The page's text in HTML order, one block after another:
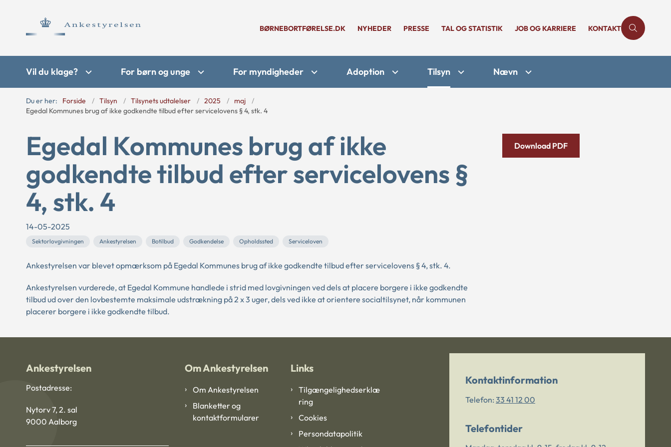
BØRNEBORTFØRELSE.DK NYHEDER PRESSE TAL OG STATISTIK JOB OG KARRIERE KONTAKT
Vil du klage? For børn og unge For myndigheder Adoption Tilsyn Nævn
Du er her: Forside Tilsyn Tilsynets udtalelser 2025
maj
Egedal Kommunes brug af ikke godkendte tilbud efter servicelovens § 4, stk. 4
Egedal Kommunes brug af ikke
godkendte tilbud efter servicelovens §
4, stk. 4
14-05-2025
Sektorlovgivningen Ankestyrelsen Botilbud Godkendelse Opholdssted Serviceloven
Ankestyrelsen var blevet opmærksom på Egedal Kommunes brug af ikke godkendte tilbud efter servicelovens § 4, stk. 4.
Ankestyrelsen vurderede, at Egedal Kommune handlede i strid med lovgivningen ved dels at placere borgere i ikke godkendte
tilbud ud over den lovbestemte maksimale udstrækning på 2 x 3 uger, dels ved ikke at orientere socialtilsynet, når kommunen
placerer borgere i ikke godkendte tilbud.
Download PDF
Ankestyrelsen
Postadresse:
Nytorv 7, 2. sal
9000 Aalborg
Om Ankestyrelsen
Om Ankestyrelsen
Blanketter og
kontaktformularer
Links
Tilgængelighedserklæ
ring
Cookies
Persondatapolitik
Kontaktinformation
Telefon: 33 41 12 00
Telefontider